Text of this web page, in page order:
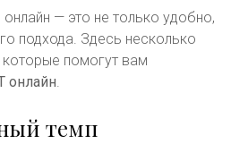
— это не только удобно,
подхода. Здесь несколько
помогут вам
онлайн.
темп